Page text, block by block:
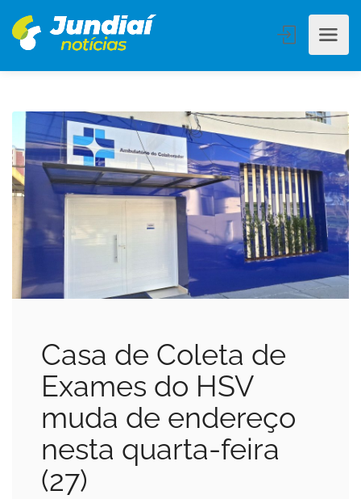
Casa de Coleta de
Exames do HSV
muda de endereço
nesta quarta-feira
(27)